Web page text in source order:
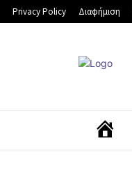
Privacy Policy Διαφήμιση